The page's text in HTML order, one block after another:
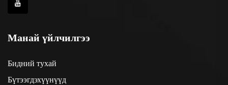
Манай үйлчилгээ
Бидний тухай
Бүтээгдэхүүнүүд